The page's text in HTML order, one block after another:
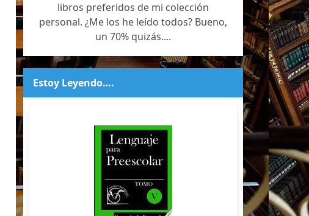
libros preferidos de mi colección
personal. ¿Me los he leído todos? Bueno,
un 70% quizás....
Estoy Leyendo….